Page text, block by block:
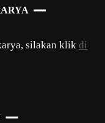
silakan klik di